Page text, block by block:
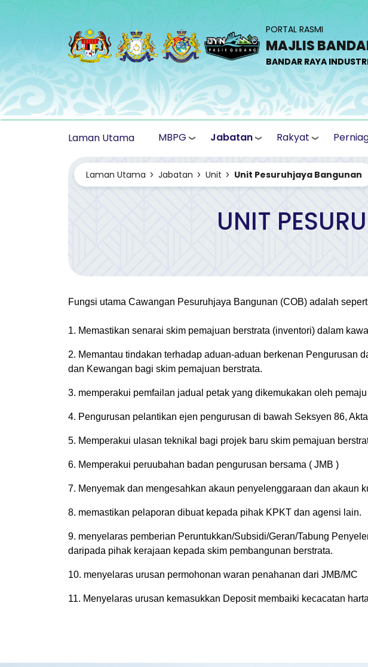
PORTAL RASMI
MAJLIS
BANDAR RAYA
Laman Utama MBPG Jabatan Rakyat
Laman Utama Jabatan Unit Unit Pesuruhjaya Bangunan
UNIT
Fungsi utama Cawangan Pesuruhjaya Bangunan (COB) adalah
1. Memastikan senarai skim pemajuan berstrata (inventori) dalam
2. Memantau tindakan terhadap aduan-aduan berkenan Pengurusan
dan Kewangan bagi skim pemajuan berstrata.
3. memperakui pemfailan jadual petak yang dikemukakan oleh
4. Pengurusan pelantikan ejen pengurusan di bawah Seksyen 86,
5. Memperakui ulasan teknikal bagi projek baru skim pemajuan
6. Memperakui peruubahan badan pengurusan bersama ( JMB )
7. Menyemak dan mengesahkan akaun penyelenggaraan dan akaun
8. memastikan pelaporan dibuat kepada pihak KPKT dan agensi lain.
9. menyelaras pemberian Peruntukkan/Subsidi/Geran/Tabung
daripada pihak kerajaan kepada skim pembangunan berstrata.
10. menyelaras urusan permohonan waran penahanan dari JMB/MC
11. Menyelaras urusan kemasukkan Deposit membaiki kecacatan